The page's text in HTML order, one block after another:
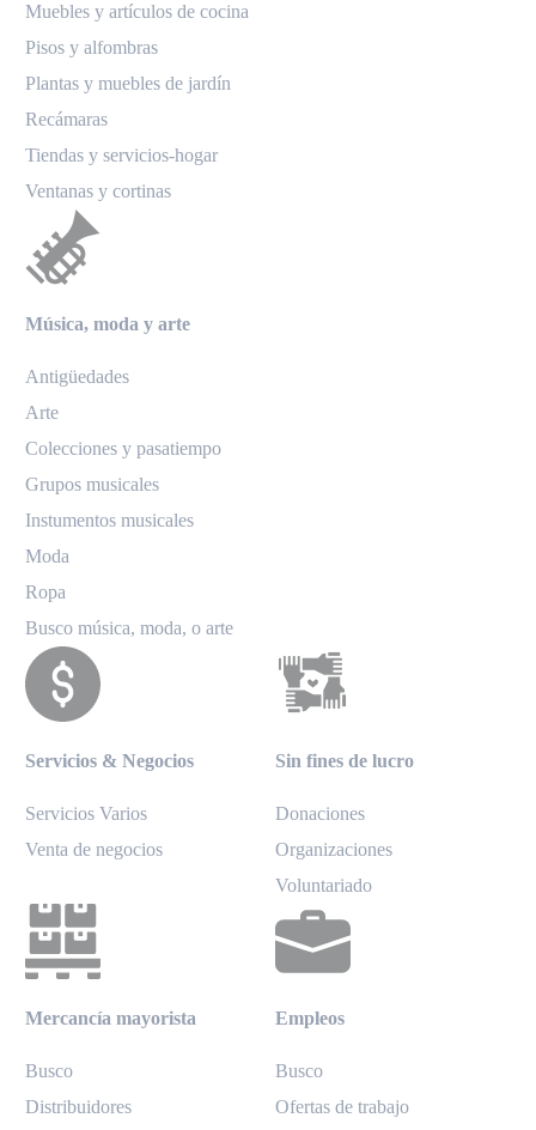
Muebles y artículos de cocina
Pisos y alfombras
Plantas y muebles de jardín
Recámaras
Tiendas y servicios-hogar
Ventanas y cortinas
Música, moda y arte
Antigüedades
Arte
Colecciones y pasatiempo
Grupos musicales
Instumentos musicales
Moda
Ropa
Busco música, moda, o arte
Servicios & Negocios
Servicios Varios
Venta de negocios
Sin fines de lucro
Donaciones
Organizaciones
Voluntariado
Mercancía mayorista
Busco
Distribuidores
Empleos
Busco
Ofertas de trabajo